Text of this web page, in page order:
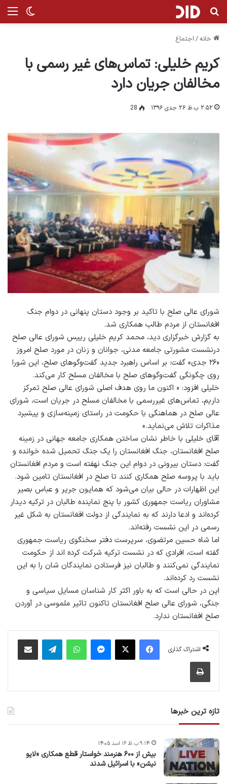
تغییر جستجو برای
خانه/ اجتماع
کریم خلیلی: تماس‌های غیر رسمی با
مخالفان جریان دارد
۲:۵۲ ب.ظ ۲۶ جدی ۱۳۹۶ 28
شورای عالی صلح با تاکید بر وجود دستان پنهانی در دوام جنگ
افغانستان از مردم طالب همکاری شد.
به گزارش خبرگزاری دید، محمد کریم خلیلی رییس شورای عالی صلح
درنشست مشورتی جامعه مدنی، جوانان و زنان در مورد صلح امروز
«۲۶ جدی» گفت: بر اساس راهبرد جدید گفت‌وگوهای صلح، این شورا
روی چگونگی گفت‌وگوهای صلح با مخالفان مسلح کار می‌کند.
خلیلی افزود: « اکنون ما روی هدف اصلی شورای عالی صلح تمرکز
داریم، تماس‌های غیررسمی با مخالفان مسلح در جریان است، شورای
عالی صلح در هماهنگی با حکومت در راستای زمینه‌سازی و پیشبرد
مذاکرات تلاش می‌نماید.»
آقای خلیلی با خاطر نشان ساختن همکاری جامعه جهانی در زمینه
صلح افغانستان، جنگ افغانستان را یک جنگ تحمیل شده خوانده و
گفت: دستان بیرونی در دوام این جنگ نهفته است و مردم افغانستان
باید با پروسه صلح همکاری کنند تا صلح در افغانستان تامین شود.
این اظهارات در حالی بیان می‌شود که همایون جریر و عباس بصیر
مشاوران ریاست جمهوری کشور با پنج نماینده طالبان در ترکیه دیدار
کرده‌اند و ادعا دارند که به نمایندگی از دولت افغانستان به شکل غیر
رسمی در این نشست رفته‌اند.
اما شاه حسین مرتضوی، سرپرست دفتر سخنگوی ریاست جمهوری
گفته است، افرادی که در نشست ترکیه شرکت کرده اند از حکومت
نمایندگی نمی‌کنند و طالبان نیز فرستادن نمایندگان شان را به این
نشست رد کرده‌اند.
این در حالی است که به باور اکثر کار شناسان مسایل سیاسی و
جنگی، شورای عالی صلح افغانستان تاکنون تاثیر ملموسی در آوردن
صلح افغانستان ندارد.
اشتراک گذاری
فیس بوک پیام رسان واتس آپ
تازه ترین خبرها
بیش از ۶۰۰ هنرمند خواستار قطع همکاری «لایو
نیشن» با اسرائیل شدند
۹:۱۴ ب.ظ ۱۶ اسد ۱۴۰۵